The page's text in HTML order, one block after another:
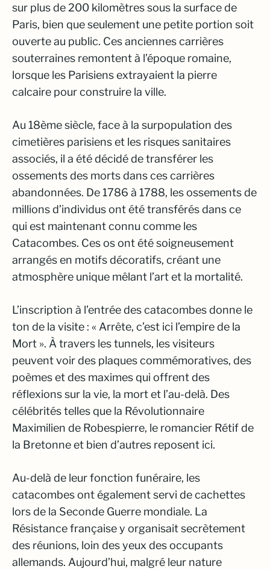
sur plus de 200 kilomètres sous la surface de
Paris, bien que seulement une petite portion soit
ouverte au public. Ces anciennes carrières
souterraines remontent à l’époque romaine,
lorsque les Parisiens extrayaient la pierre
calcaire pour construire la ville.
Au 18ème siècle, face à la surpopulation des
cimetières parisiens et les risques sanitaires
associés, il a été décidé de transférer les
ossements des morts dans ces carrières
abandonnées. De 1786 à 1788, les ossements de
millions d’individus ont été transférés dans ce
qui est maintenant connu comme les
Catacombes. Ces os ont été soigneusement
arrangés en motifs décoratifs, créant une
atmosphère unique mêlant l’art et la mortalité.
L’inscription à l’entrée des catacombes donne le
ton de la visite : « Arrête, c’est ici l’empire de la
Mort ». À travers les tunnels, les visiteurs
peuvent voir des plaques commémoratives, des
poèmes et des maximes qui offrent des
réflexions sur la vie, la mort et l’au-delà. Des
célébrités telles que la Révolutionnaire
Maximilien de Robespierre, le romancier Rétif de
la Bretonne et bien d’autres reposent ici.
Au-delà de leur fonction funéraire, les
catacombes ont également servi de cachettes
lors de la Seconde Guerre mondiale. La
Résistance française y organisait secrètement
des réunions, loin des yeux des occupants
allemands. Aujourd’hui, malgré leur nature